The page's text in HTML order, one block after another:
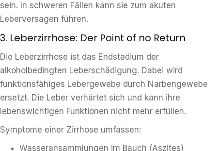
sein. In schweren Fällen kann sie zum akuten
Leberversagen führen.
3. Leberzirrhose: Der Point of no Return
Die Leberzirrhose ist das Endstadium der
alkoholbedingten Leberschädigung. Dabei wird
funktionsfähiges Lebergewebe durch Narbengewebe
ersetzt. Die Leber verhärtet sich und kann ihre
lebenswichtigen Funktionen nicht mehr erfüllen.
Symptome einer Zirrhose umfassen:
Wasseransammlungen im Bauch (Aszites)